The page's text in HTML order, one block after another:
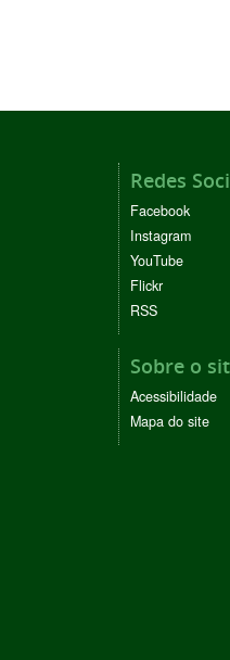
Redes
Facebook
Instagram
YouTube
Flickr
RSS
Sobre o
Acessibilidade
Mapa do site